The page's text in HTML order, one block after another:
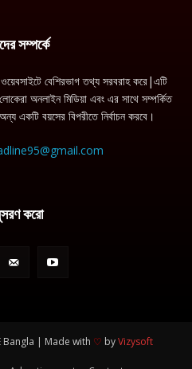
সম্পর্কে
বেশিরভাগ তথ্য সরবরাহ করে|এটি
অনলাইন মিডিয়া এবং এর সাথে সম্পর্কিত
বয়সের বিপরীতে নির্বাচন করবে।
করো
Bangla | Made with ♡ byVizysoft